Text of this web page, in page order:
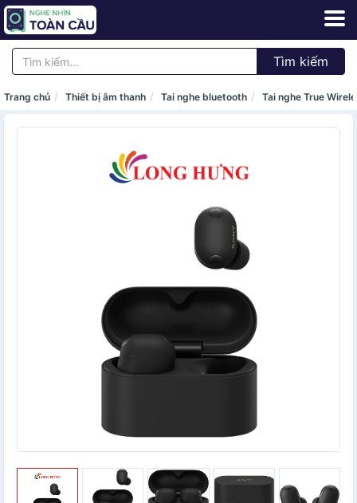
Tìm kiếm
Trang chủ Thiết bị âm thanh Tai nghe bluetooth Tai nghe True